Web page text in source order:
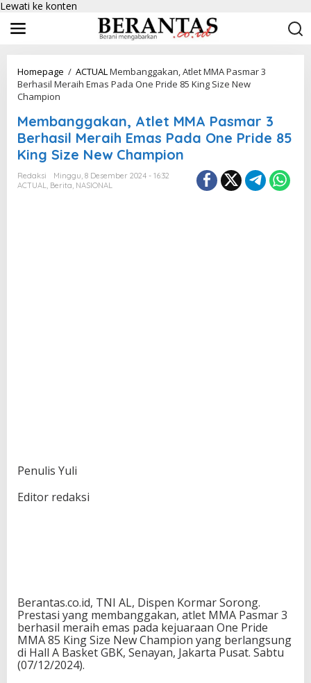
Lewati ke konten
Homepage / ACTUALMembanggakan, Atlet MMA Pasmar 3
Berhasil Meraih Emas Pada One Pride 85 King Size New
Champion
Membanggakan, Atlet MMA Pasmar 3
Berhasil Meraih Emas Pada One Pride 85
King Size New Champion
Redaksi
Minggu, 8 Desember 2024 - 16:32
ACTUAL, Berita, NASIONAL
Penulis Yuli
Editor redaksi
Berantas.co.id, TNI AL, Dispen Kormar Sorong.
Prestasi yang membanggakan, atlet MMA Pasmar 3
berhasil meraih emas pada kejuaraan One Pride
MMA 85 King Size New Champion yang berlangsung
di Hall A Basket GBK, Senayan, Jakarta Pusat. Sabtu
(07/12/2024).